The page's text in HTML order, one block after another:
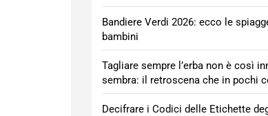
Bandiere Verdi 2026: ecco le
bambini
Tagliare sempre l’erba non è così
sembra: il retroscena che in pochi
Decifrare i Codici delle Etichette